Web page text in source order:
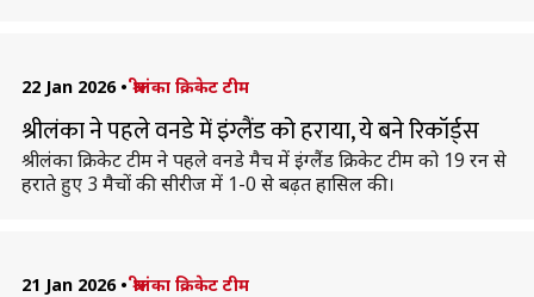
22 Jan 2026 • श्रीलंका क्रिकेट टीम
श्रीलंका ने पहले वनडे में इंग्लैंड को हराया, ये बने रिकॉर्ड्स
श्रीलंका क्रिकेट टीम ने पहले वनडे मैच में इंग्लैंड क्रिकेट टीम को 19 रन से
हराते हुए 3 मैचों की सीरीज में 1-0 से बढ़त हासिल की।
21 Jan 2026 • श्रीलंका क्रिकेट टीम